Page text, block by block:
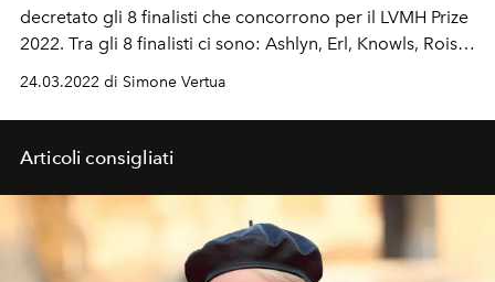
decretato gli 8 finalisti che concorrono per il LVMH Prize
2022. Tra gli 8 finalisti ci sono: Ashlyn, Erl, Knowls, Roisin
Pierce, Ryunosukeokazaki, S.S. Daley, Tokyo James e
24.03.2022 di Simone Vertua
Articoli consigliati